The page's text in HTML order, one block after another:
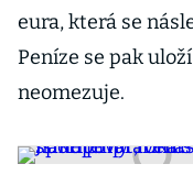
eura, která se
Peníze se pak
neomezuje.